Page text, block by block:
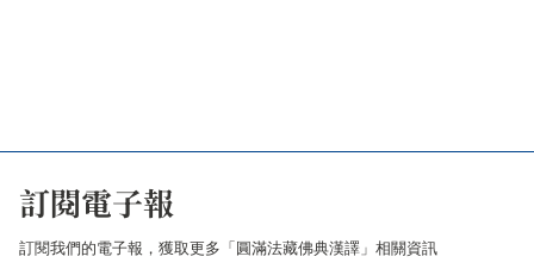
訂閱電子報
訂閱我們的電子報，獲取更多「圓滿法藏佛典漢譯」相關資訊